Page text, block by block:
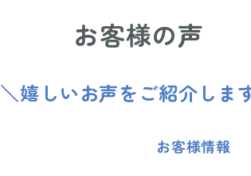
お客様の声
＼嬉しいお声をご紹介しま
お客様情報